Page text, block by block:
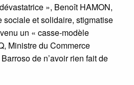
», Benoît HAMON,
sociale et solidaire, stigmatise
un « casse-modèle
Ministre du Commerce
de n’avoir rien fait de